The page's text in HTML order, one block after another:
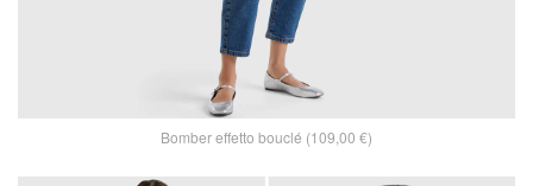
Bomber effetto bouclé (109,00 €)